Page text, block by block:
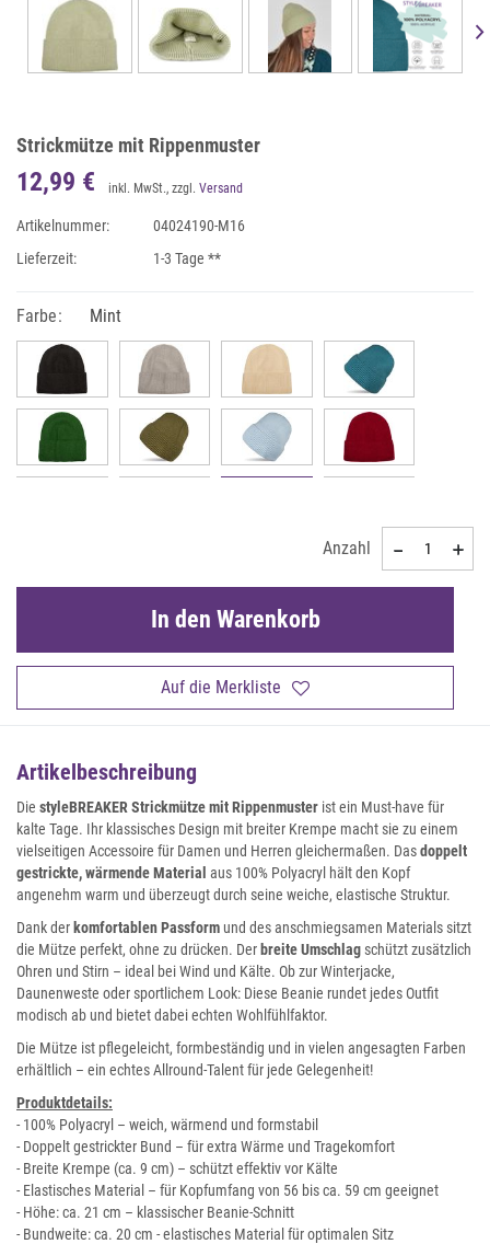
Strickmütze mit Rippenmuster
12,99 € inkl. MwSt., zzgl. Versand
Artikelnummer:
04024190-M16
Lieferzeit:
1-3 Tage **
Farbe: Mint
Anzahl
Auf die Merkliste
In den Warenkorb
Artikelbeschreibung
Die styleBREAKER Strickmütze mit Rippenmuster ist ein Must-have für
kalte Tage. Ihr klassisches Design mit breiter Krempe macht sie zu einem
vielseitigen Accessoire für Damen und Herren gleichermaßen. Dasdoppelt
gestrickte, wärmende Material aus 100% Polyacryl hält den Kopf
angenehm warm und überzeugt durch seine weiche, elastische Struktur.
Dank der komfortablen Passform und des anschmiegsamen Materials sitzt
die Mütze perfekt, ohne zu drücken. Der breite Umschlag schützt zusätzlich
Ohren und Stirn – ideal bei Wind und Kälte. Ob zur Winterjacke,
Daunenweste oder sportlichem Look: Diese Beanie rundet jedes Outfit
modisch ab und bietet dabei echten Wohlfühlfaktor.
Die Mütze ist pflegeleicht, formbeständig und in vielen angesagten Farben
erhältlich – ein echtes Allround-Talent für jede Gelegenheit!
Produktdetails:
- 100% Polyacryl – weich, wärmend und formstabil
- Doppelt gestrickter Bund – für extra Wärme und Tragekomfort
- Breite Krempe (ca. 9 cm) – schützt effektiv vor Kälte
- Elastisches Material – für Kopfumfang von 56 bis ca. 59 cm geeignet
- Höhe: ca. 21 cm – klassischer Beanie-Schnitt
- Bundweite: ca. 20 cm - elastisches Material für optimalen Sitz